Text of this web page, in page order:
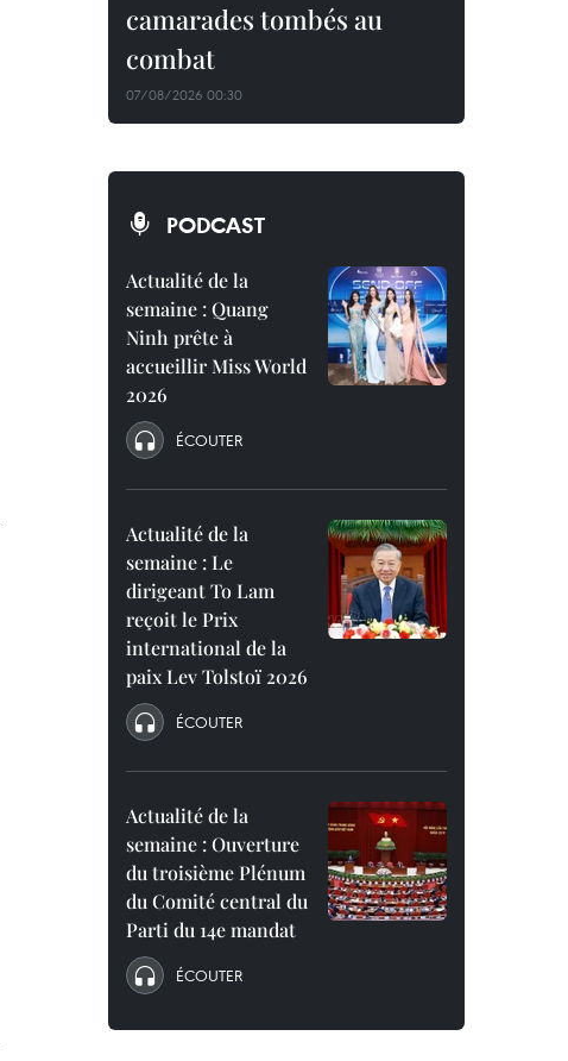
camarades tombés au
combat
07/08/2026 00:30
PODCAST
Actualité de la
semaine : Quang
Ninh prête à
accueillir Miss World
2026
ÉCOUTER
Actualité de la
semaine : Le
dirigeant To Lam
reçoit le Prix
international de la
paix Lev Tolstoï 2026
ÉCOUTER
Actualité de la
semaine : Ouverture
du troisième Plénum
du Comité central du
Parti du 14e mandat
ÉCOUTER